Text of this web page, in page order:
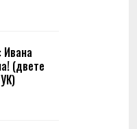
Ивана
(двете